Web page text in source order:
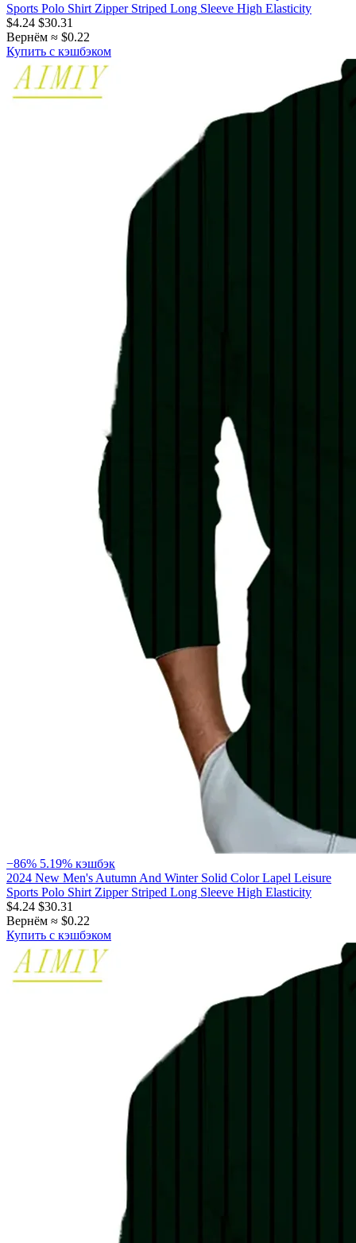
Sports Polo Shirt Zipper Striped Long Sleeve High Elasticity
$4.24 $30.31
Вернём ≈ $0.22
Купить с кэшбэком
−86% 5.19% кэшбэк
2024 New Men's Autumn And Winter Solid Color Lapel Leisure
Sports Polo Shirt Zipper Striped Long Sleeve High Elasticity
$4.24 $30.31
Вернём ≈ $0.22
Купить с кэшбэком